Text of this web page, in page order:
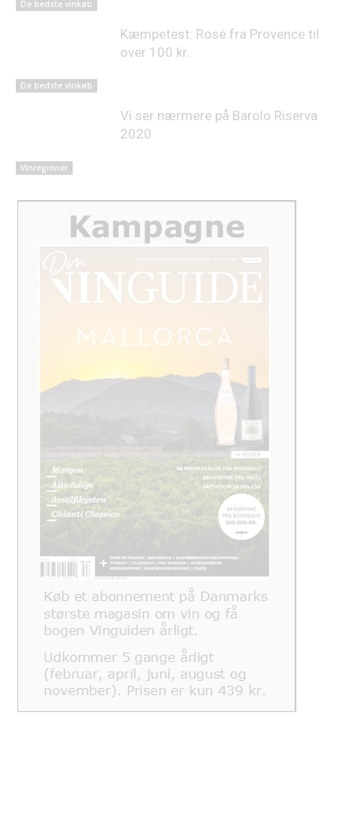
De bedste vinkøb
De bedste vinkøb
Kæmpetest: Rosé fra Provence til
over 100 kr.
Vinregioner
Vi ser nærmere på Barolo Riserva
2020